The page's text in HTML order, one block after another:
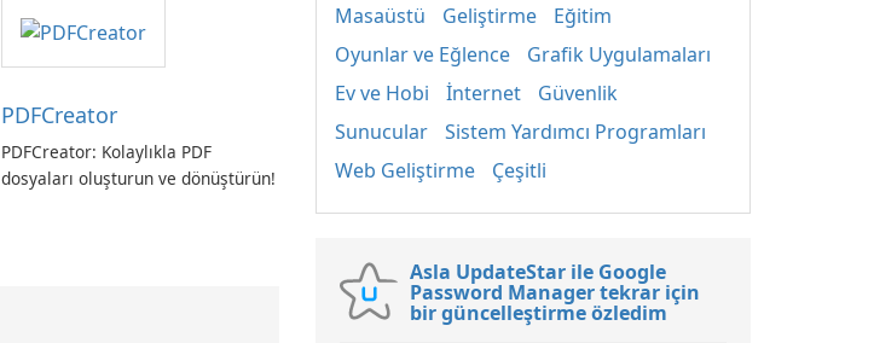
PDFCreator
PDFCreator: Kolaylıkla PDF
dosyaları oluşturun ve dönüştürün!
Masaüstü
Geliştirme
Eğitim
Oyunlar ve Eğlence
Grafik Uygulamaları
Ev ve Hobi
İnternet
Güvenlik
Sunucular
Sistem Yardımcı Programları
Web Geliştirme
Çeşitli
Asla UpdateStar ile Google
Password Manager tekrar için
bir güncelleştirme özledim